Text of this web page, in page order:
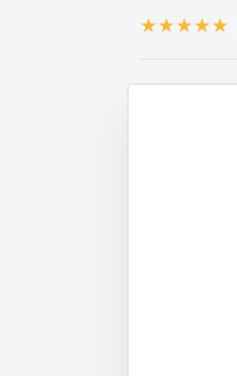
★★★★★